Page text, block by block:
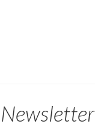
Newsletter